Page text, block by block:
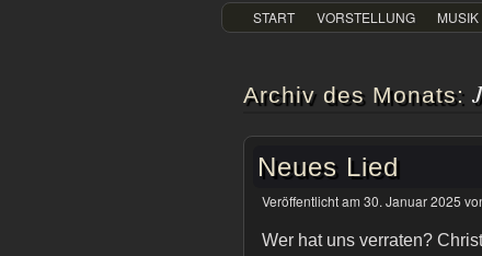
START VORSTELLUNG MUSIK
Archiv des Monats:
Neues Lied
Veröffentlicht am 30. Januar 2025
Wer hat uns verraten?